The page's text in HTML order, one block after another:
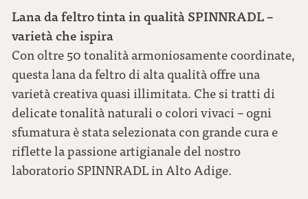
Lana da feltro tinta in qualità SPINNRADL –
varietà che ispira
Con oltre 50 tonalità armoniosamente coordinate,
questa lana da feltro di alta qualità offre una
varietà creativa quasi illimitata. Che si tratti di
delicate tonalità naturali o colori vivaci – ogni
sfumatura è stata selezionata con grande cura e
riflette la passione artigianale del nostro
laboratorio SPINNRADL in Alto Adige.